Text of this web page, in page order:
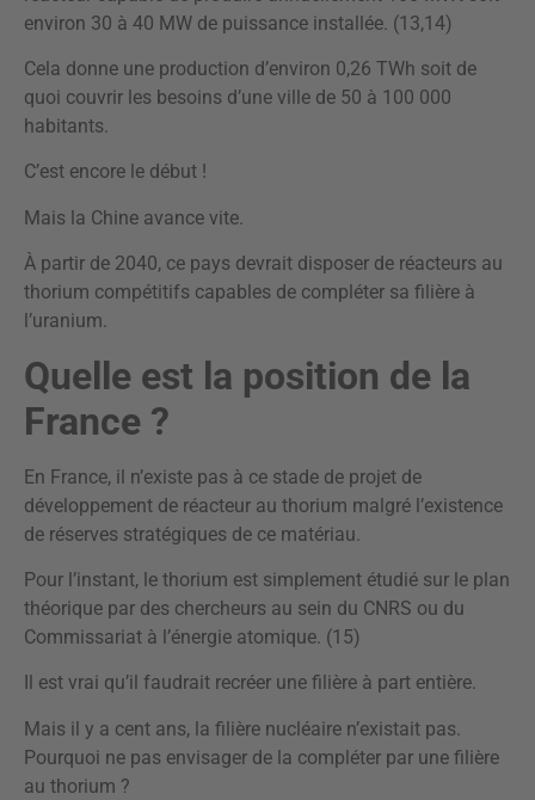
environ 30 à 40 MW de puissance installée. (13,14)
Cela donne une production d’environ 0,26 TWh soit de
quoi couvrir les besoins d’une ville de 50 à 100 000
habitants.
C’est encore le début !
Mais la Chine avance vite.
À partir de 2040, ce pays devrait disposer de réacteurs au
thorium compétitifs capables de compléter sa filière à
l’uranium.
Quelle est la position de la
France ?
En France, il n’existe pas à ce stade de projet de
développement de réacteur au thorium malgré l’existence
de réserves stratégiques de ce matériau.
Pour l’instant, le thorium est simplement étudié sur le plan
théorique par des chercheurs au sein du CNRS ou du
Commissariat à l’énergie atomique. (15)
Il est vrai qu’il faudrait recréer une filière à part entière.
Mais il y a cent ans, la filière nucléaire n’existait pas.
Pourquoi ne pas envisager de la compléter par une filière
au thorium ?